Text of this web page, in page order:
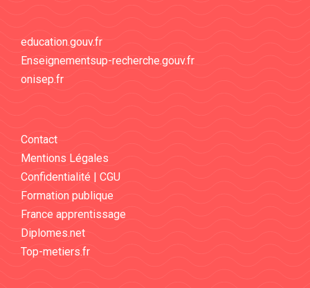
education.gouv.fr
Enseignementsup-recherche.gouv.fr
onisep.fr
Contact
Mentions Légales
Confidentialité | CGU
Formation publique
France apprentissage
Diplomes.net
Top-metiers.fr